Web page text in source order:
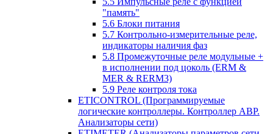
"память"
5.6 Блоки питания
5.7 Контрольно-измерительные реле,
индикаторы наличия фаз
5.8 Промежуточные реле модульные +
в исполнении под цоколь (ERM &
MER & RERM3)
5.9 Реле контроля тока
ETICONTROL (Программируемые
логические контроллеры. Контроллер АВР.
Анализаторы сети)